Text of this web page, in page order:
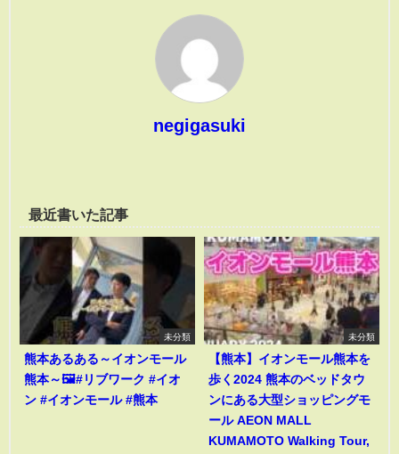
negigasuki
最近書いた記事
未分類
熊本あるある～イオンモール
熊本～🖼️#リブワーク #イオ
ン #イオンモール #熊本
未分類
【熊本】イオンモール熊本を
歩く2024 熊本のベッドタウ
ンにある大型ショッピングモ
ール AEON MALL
KUMAMOTO Walking Tour,